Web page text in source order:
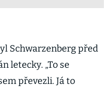
Schwarzenberg před
letecky. „To se
převezli. Já to